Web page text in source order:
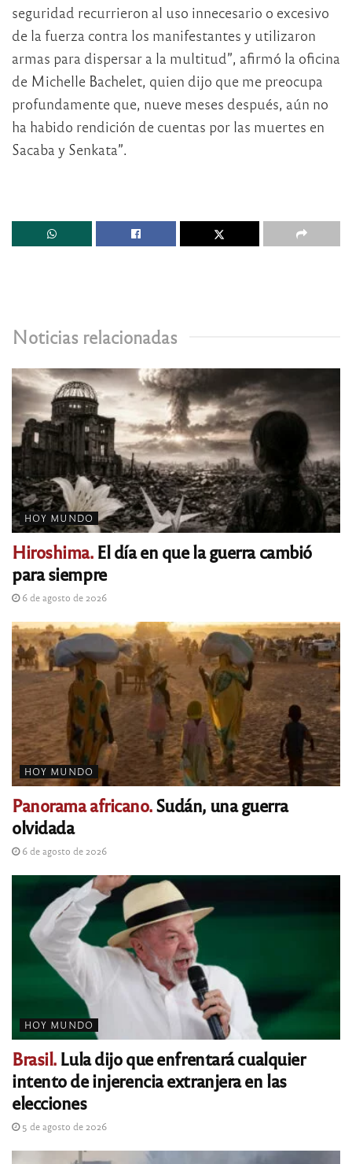
seguridad recurrieron al uso innecesario o excesivo
de la fuerza contra los manifestantes y utilizaron
armas para dispersar a la multitud”, afirmó la oficina
de Michelle Bachelet, quien dijo que me preocupa
profundamente que, nueve meses después, aún no
ha habido rendición de cuentas por las muertes en
Sacaba y Senkata”.
Noticias relacionadas
HOY MUNDO
Hiroshima.El día en que la guerra cambió
para siempre
6 de agosto de 2026
HOY MUNDO
Panorama africano.Sudán, una guerra
olvidada
6 de agosto de 2026
HOY MUNDO
Brasil.Lula dijo que enfrentará cualquier
intento de injerencia extranjera en las
elecciones
5 de agosto de 2026